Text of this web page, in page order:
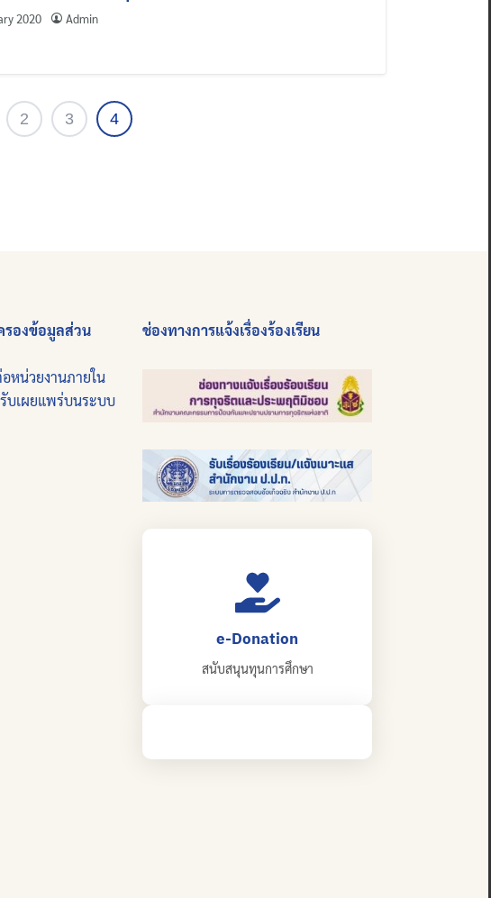
2020 Admin
2 3 4
รองข้อมูลส่วน
หน่วยงานภายใน
บเผยแพร่บนระบบ
ช่องทางการแจ้งเรื่องร้องเรียน
e-Donation
สนับสนุนทุนการศึกษา